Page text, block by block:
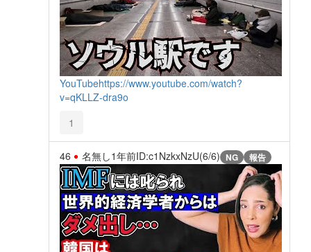
YouTubehttps://www.youtube.com/watch?
v=qKLLZ-dra9o
1
46 名無し1年前ID:c1NzkxNzU(6/6) NG 報告